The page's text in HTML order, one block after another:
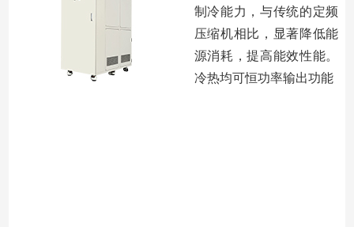
制冷能⼒，与传统的定频
压缩机相⽐，显著降低能
源消耗，提⾼能效性能。
冷热均可恒功率输出功能